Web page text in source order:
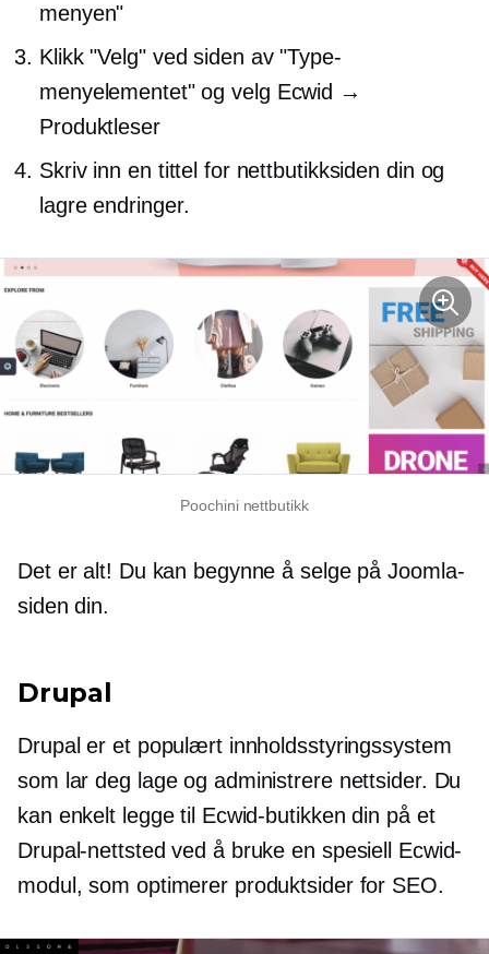
menyen"
Klikk "Velg" ved siden av "Type-
menyelementet" og velg Ecwid →
Produktleser
Skriv inn en tittel for nettbutikksiden din og
lagre endringer.
Poochini nettbutikk
Det er alt! Du kan begynne å selge på Joomla-
siden din.
Drupal
Drupal er et populært innholdsstyringssystem
som lar deg lage og administrere nettsider. Du
kan enkelt legge til Ecwid-butikken din på et
Drupal-nettsted ved å bruke en spesiell Ecwid-
modul, som optimerer produktsider for SEO.